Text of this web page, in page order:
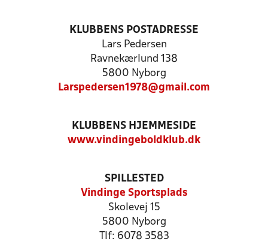
KLUBBENS POSTADRESSE
Lars Pedersen
Ravnekærlund 138
5800 Nyborg
Larspedersen1978@gmail.com
KLUBBENS HJEMMESIDE
www.vindingeboldklub.dk
SPILLESTED
Vindinge Sportsplads
Skolevej 15
5800 Nyborg
Tlf: 6078 3583